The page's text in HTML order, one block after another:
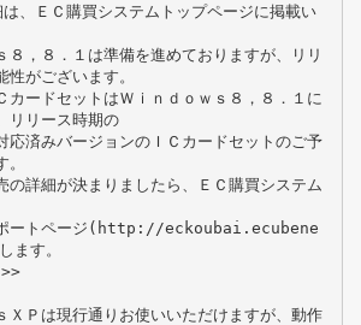
、ＥＣ購買システムトップページに掲載い
，８．１は準備を進めておりますが、リリ
がございます。
カードセットはＷｉｎｄｏｗｓ８，８．１に
リリース時期の
応済みバージョンのＩＣカードセットのご予
の詳細が決まりましたら、ＥＣ購買システム
ポートページ(http://eckoubai.ecubene
す。
Ｐは現行通りお使いいただけますが、動作